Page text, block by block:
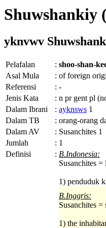
Shuwshankiy
yknvwv
Pelafalan : shoo-shan-
Asal Mula
: of foreign
Referensi
: -
Jenis Kata
: n pr gent pl
Dalam Ibrani
: ayknsws 1
Dalam TB
: orang-orang
Dalam AV
: Susanchites 1
Jumlah
: 1
Definisi
: B.Indonesia:
Susanchites
1) penduduk
B.Inggris:
Susanchites
1) the